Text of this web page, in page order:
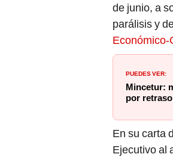
de junio, a
parálisis y
Económico-
PUEDES VER:
Mincetur:
por
En su carta
Ejecutivo al